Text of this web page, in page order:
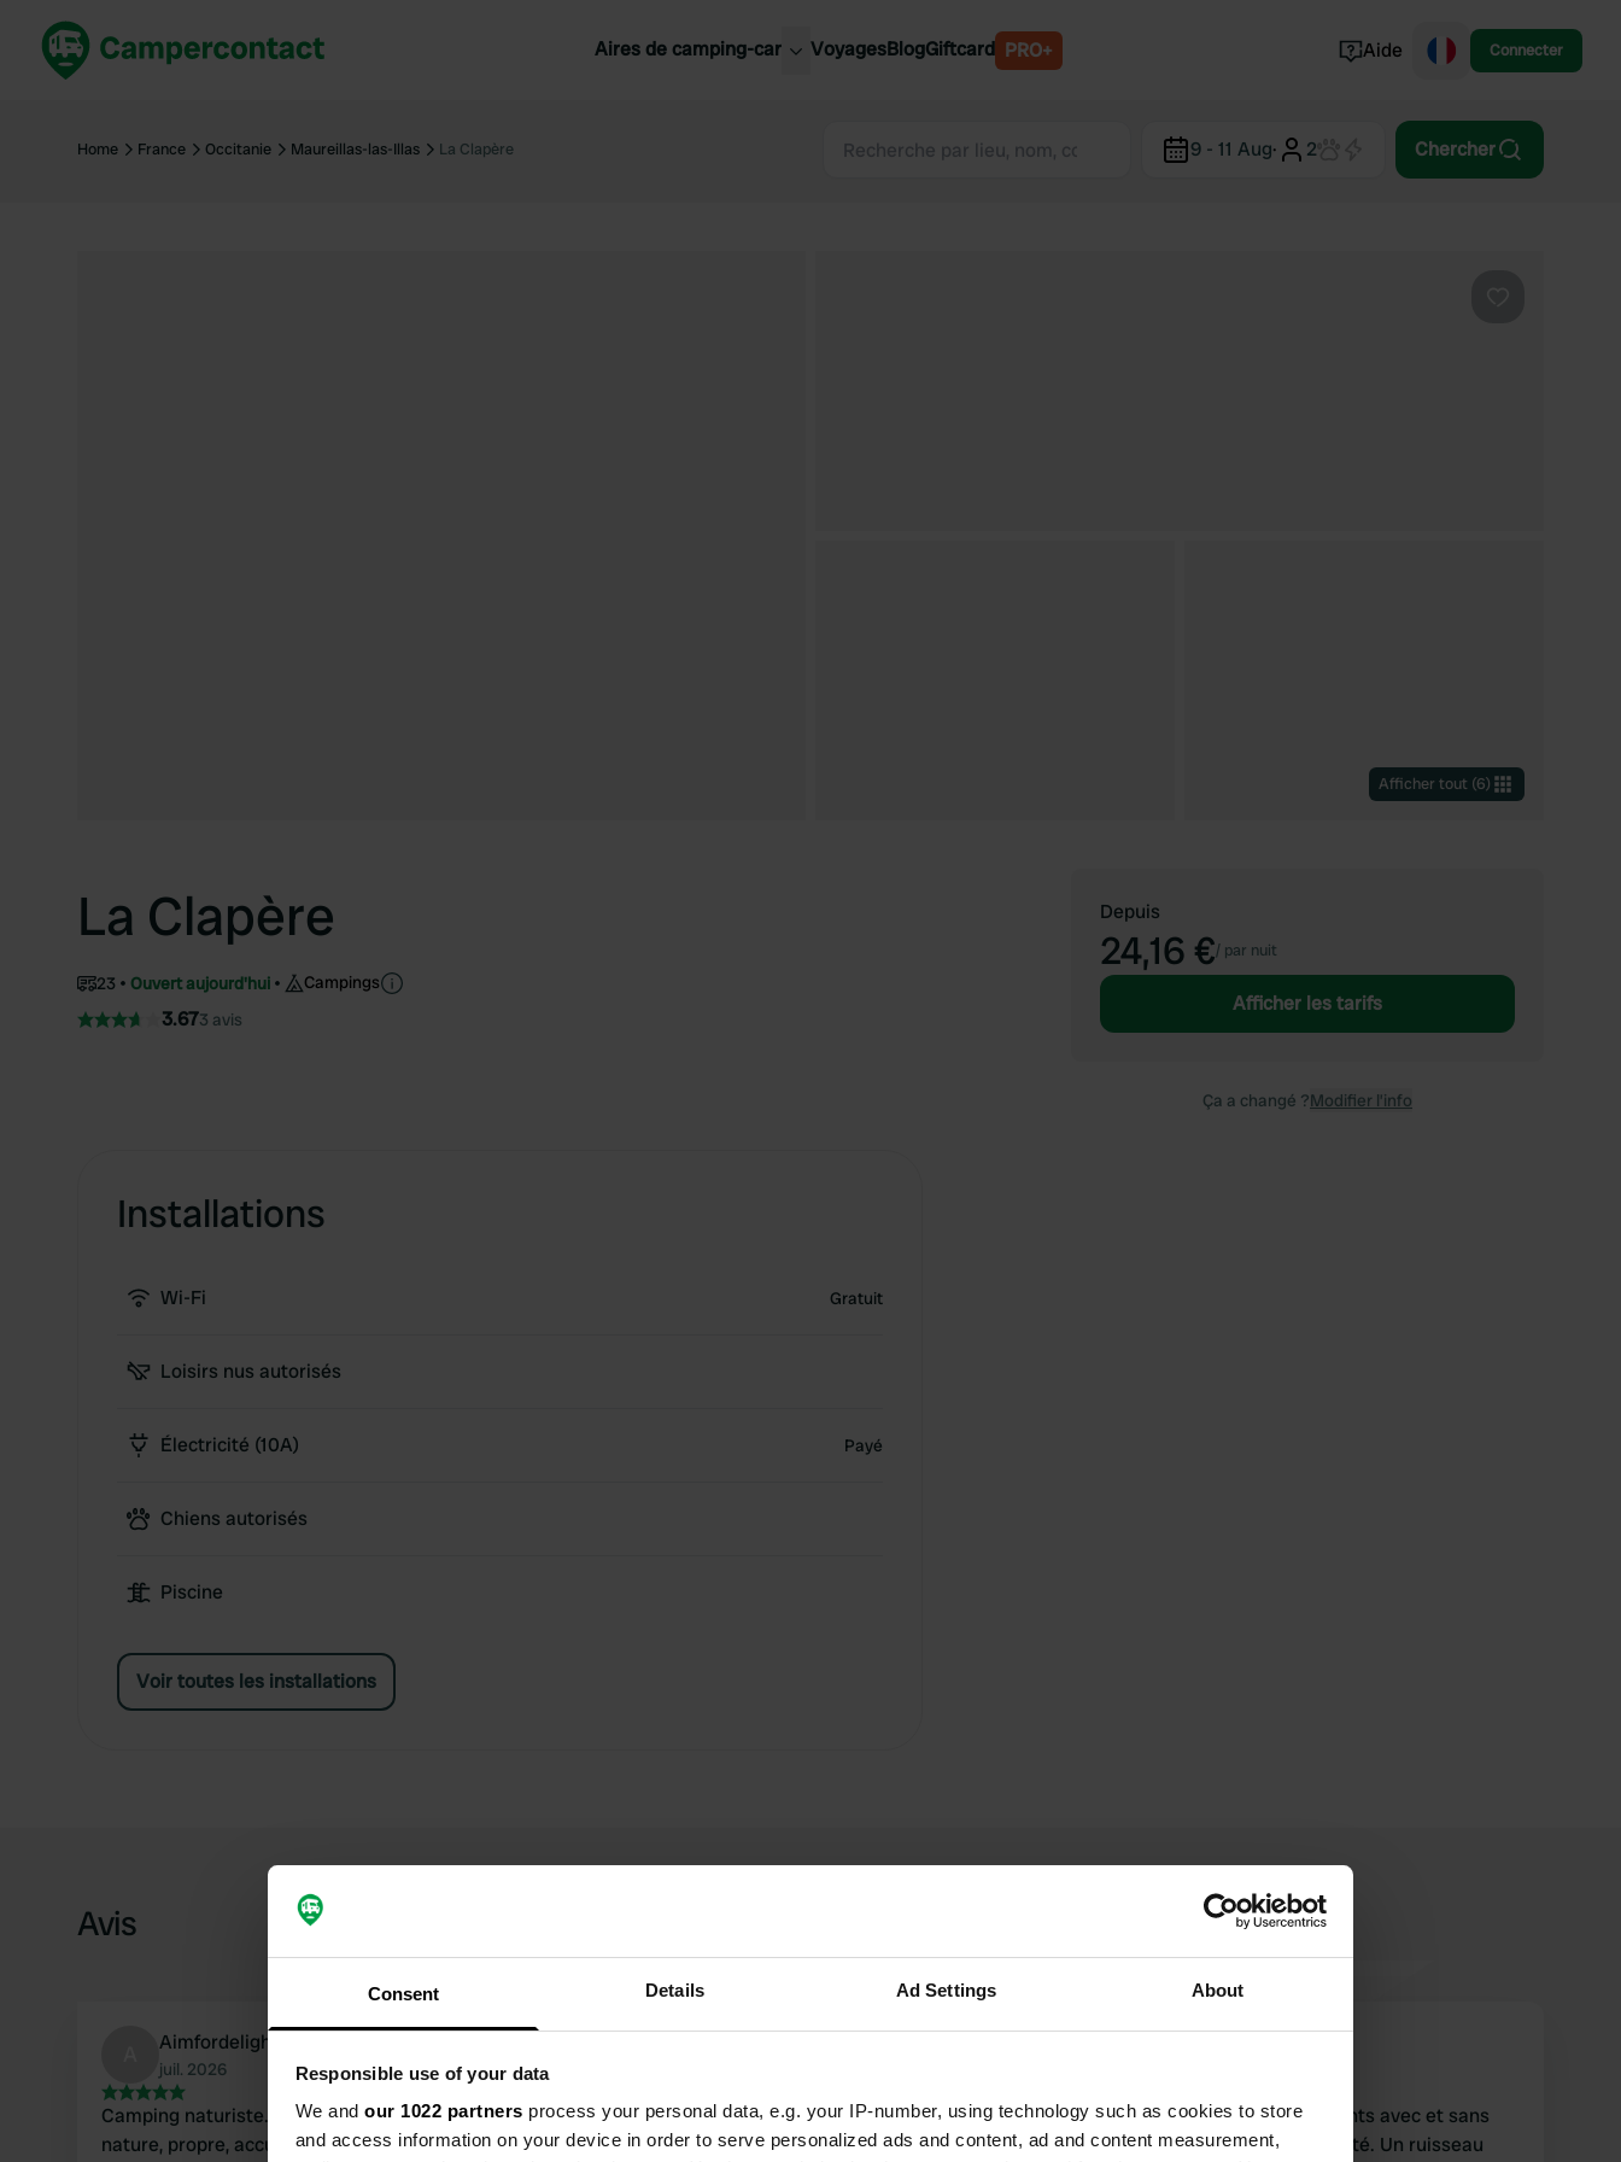
Consent Details Ad Settings About
Responsible use of your data
We and our 1022 partners process your personal data, e.g. your IP-number, using technology such as cookies to store
and access information on your device in order to serve personalized ads and content, ad and content measurement,
Aires de camping-car
France
France
Slovénie
VoyagesBlogGiftcard PRO+ Aide Connecter
Home France Occitanie Maureillas-las-Illas La Clapère 9 - 11 Aug· 2 Chercher
Afficher tout (6)
La Clapère
23 Ouvert aujourd'hui Campings
3.673 avis
Installations
Wi-Fi Gratuit
Loisirs nus autorisés
Électricité (10A) Payé
Chiens autorisés
Piscine
Voir toutes les installations
Depuis
24,16 €/ par nuit
Afficher les tarifs
Ça a changé ?Modifier l’info
Avis
Aimfordelight
juil. 2026
Camping naturiste. Calme absolu en pleine
nature, propre, accueil chaleureux. Piscine, petit
Bon camping, avec ruisseau, arbres, soleil,
beaucoup d'emplacements ombragés, alignés.
superbe piscine, emplacements avec et sans
ombre. Avec et sans électricité. Un ruisseau